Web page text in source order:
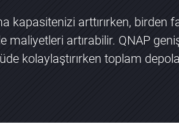
kapasitenizi arttırırken, birden
maliyetleri artırabilir. QNAP
kolaylaştırırken toplam